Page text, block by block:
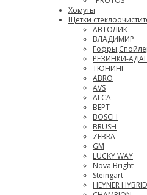
Хомуты
Щетки
АВТОЛИК
ВЛАДИМИР
РЕЗИНКИ-
ТЮНИНГ
АВRO
AVS
ALCA
ВЕРТ
BOSCH
BRUSH
ZEBRA
GM
LUCKY WAY
Nova Bright
Steingart
HEYNER HYBRID